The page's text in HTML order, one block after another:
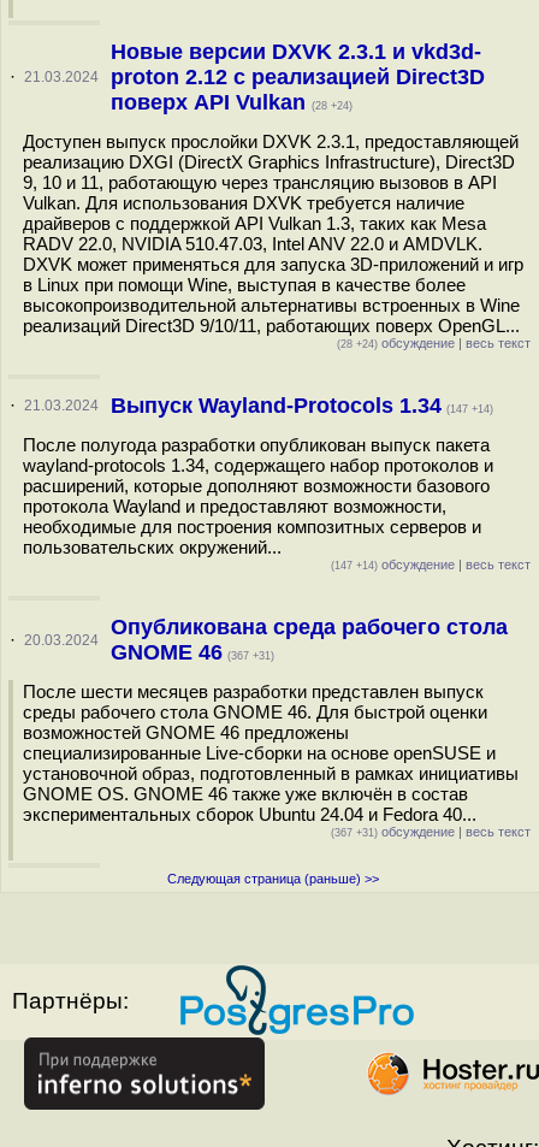
· 21.03.2024
Новые версии DXVK 2.3.1 и vkd3d-
proton 2.12 c реализацией Direct3D
поверх API Vulkan (28 +24)
Доступен выпуск прослойки DXVK 2.3.1, предоставляющей
реализацию DXGI (DirectX Graphics Infrastructure), Direct3D
9, 10 и 11, работающую через трансляцию вызовов в API
Vulkan. Для использования DXVK требуется наличие
драйверов с поддержкой API Vulkan 1.3, таких как Mesa
RADV 22.0, NVIDIA 510.47.03, Intel ANV 22.0 и AMDVLK.
DXVK может применяться для запуска 3D-приложений и игр
в Linux при помощи Wine, выступая в качестве более
высокопроизводительной альтернативы встроенных в Wine
реализаций Direct3D 9/10/11, работающих поверх OpenGL...
(28 +24) обсуждение | весь текст
· 21.03.2024 Выпуск Wayland-Protocols 1.34 (147 +14)
После полугода разработки опубликован выпуск пакета
wayland-protocols 1.34, содержащего набор протоколов и
расширений, которые дополняют возможности базового
протокола Wayland и предоставляют возможности,
необходимые для построения композитных серверов и
пользовательских окружений...
(147 +14) обсуждение | весь текст
· 20.03.2024
Опубликована среда рабочего стола
GNOME 46 (367 +31)
После шести месяцев разработки представлен выпуск
среды рабочего стола GNOME 46. Для быстрой оценки
возможностей GNOME 46 предложены
специализированные Live-сборки на основе openSUSE и
установочной образ, подготовленный в рамках инициативы
GNOME OS. GNOME 46 также уже включён в состав
экспериментальных сборок Ubuntu 24.04 и Fedora 40...
(367 +31) обсуждение | весь текст
Следующая страница (раньше) >>
Партнёры: